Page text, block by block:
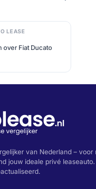
LEASE
over Fiat Ducato
van Nederland – voor
jouw ideale privé